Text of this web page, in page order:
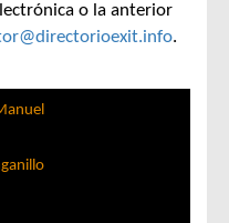
o la anterior
.